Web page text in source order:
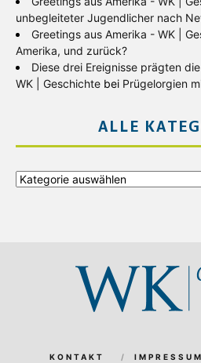
unbegleiteter Jugendlicher nach
Greetings aus Amerika - WK |
Amerika, und zurück?
Diese drei Ereignisse prägten
WK | Geschichte bei Prügelorgien
ALLE
Alle
KONTAKT IMPRESSUM